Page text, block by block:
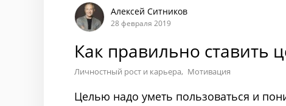
Алексей Ситников
28 февраля 2019
Как правильно ставить
Личностный рост и карьера Мотивация
Целью надо уметь пользоваться и